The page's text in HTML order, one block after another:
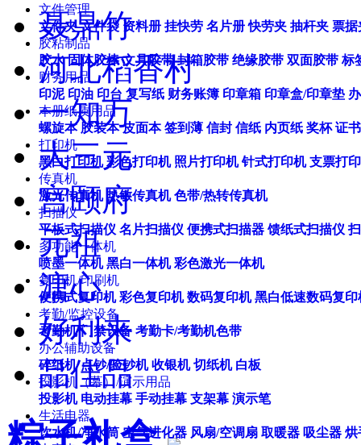
文件管理
文件夹 文件袋 资料册 挂快劳 名片册 快劳夹 抽杆夹 票据
胶粘制品
胶水 固体胶棒 文具胶带 封箱胶带 绝缘胶带 双面胶带 标
财务用品
印泥 印油 印台 复写纸 财务账簿 印章箱 印章盒/印章垫
本册纸质用品
螺旋本 胶装本 皮面本 签到薄 信封 信纸 内页纸 奖杯 证书
打印机
黑白打印机 彩色打印机 照片打印机 针式打印机 支票打
传真机
激光传真机 热敏传真机 色带/热转传真机
扫描仪
平板式扫描仪 名片扫描仪 便携式扫描器 馈纸式扫描仪
多功能一体机
喷墨一体机 黑白一体机 彩色激光一体机
复印机/印刷机
便携式复印机 彩色复印机 数码复印机 黑白低速数码复印
考勤/监控设备
考勤机 门禁设备 考勤卡/考勤机色带
办公辅助设备
碎纸机 点钞/验钞机 收银机 切纸机 白板
投影机（幕）/演示用品
投影机 电动挂幕 手动挂幕 支架幕 演示笔
生活电器
饮水机/净水筒 空气进化器 风扇/空调扇 取暖器 吸尘器 烘
聂鼎竹
河北稻香村
一知万
大三元
宫颐府
元祖
溏心
好利来
品佳品